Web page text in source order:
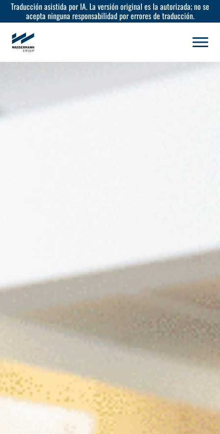
Traducción asistida por IA. La versión original es la autorizada; no se
acepta ninguna responsabilidad por errores de traducción.